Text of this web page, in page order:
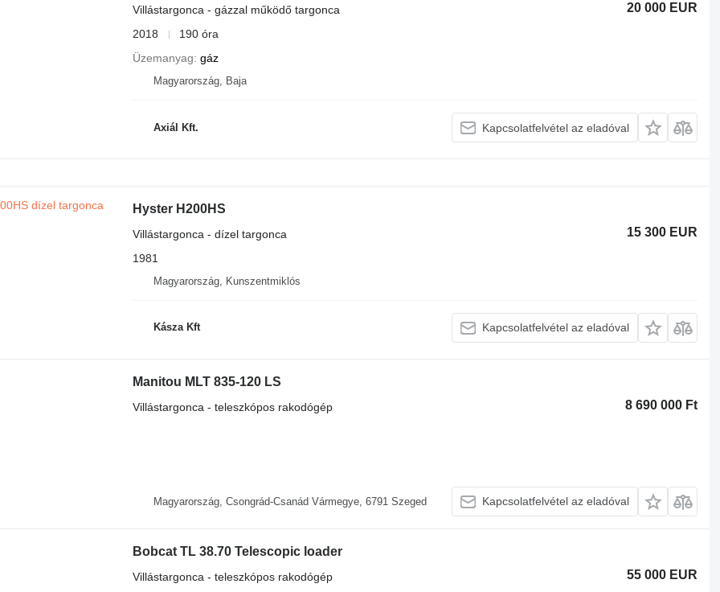
20 000 EUR
Villástargonca - gázzal működő targonca
2018
190 óra
Üzemanyag gáz
Magyarország, Baja
Axiál Kft. Kapcsolatfelvétel az eladóval
Hyster H200HS
15 300 EUR
Villástargonca - dízel targonca
1981
Magyarország, Kunszentmiklós
Kásza Kft Kapcsolatfelvétel az eladóval
Manitou MLT 835-120 LS
8 690 000 Ft
Villástargonca - teleszkópos rakodógép
Magyarország, Csongrád-Csanád Vármegye, 6791 Szeged Kapcsolatfelvétel az eladóval
Bobcat TL 38.70 Telescopic loader
55 000 EUR
Villástargonca - teleszkópos rakodógép